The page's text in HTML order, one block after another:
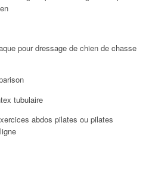
pour dressage de chien de chasse
tubulaire
abdos pilates ou pilates